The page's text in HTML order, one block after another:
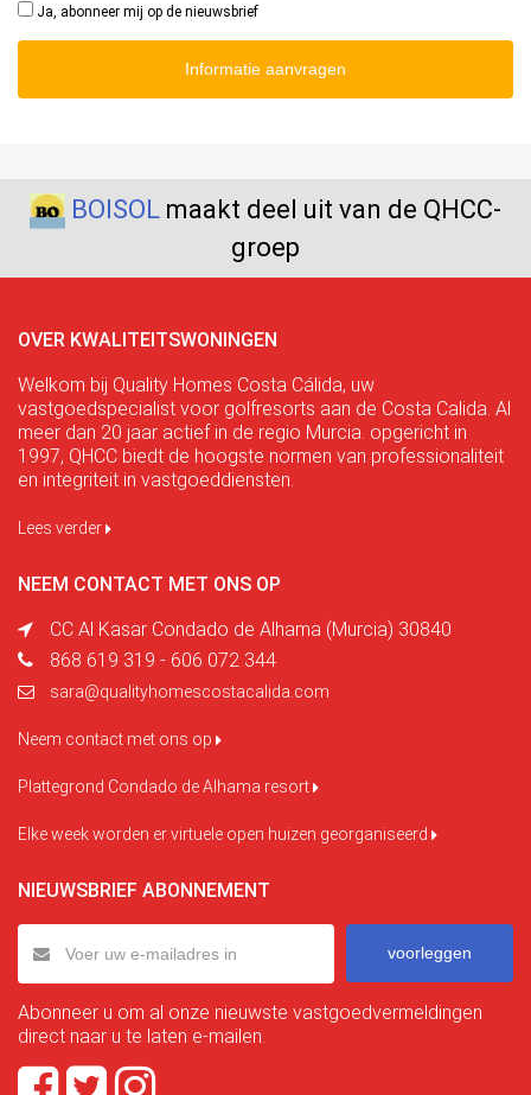
Ja, abonneer mij op de nieuwsbrief
Informatie aanvragen
BOISOL maakt deel uit van de QHCC-
groep
OVER KWALITEITSWONINGEN
Welkom bij Quality Homes Costa Cálida, uw
vastgoedspecialist voor golfresorts aan de Costa Calida. Al
meer dan 20 jaar actief in de regio Murcia. opgericht in
1997, QHCC biedt de hoogste normen van professionaliteit
en integriteit in vastgoeddiensten.
Lees verder
NEEM CONTACT MET ONS OP
CC Al Kasar Condado de Alhama (Murcia) 30840
868 619 319 - 606 072 344
sara@qualityhomescostacalida.com
Neem contact met ons op
Plattegrond Condado de Alhama resort
Elke week worden er virtuele open huizen georganiseerd
NIEUWSBRIEF ABONNEMENT
voorleggen
Abonneer u om al onze nieuwste vastgoedvermeldingen
direct naar u te laten e-mailen.